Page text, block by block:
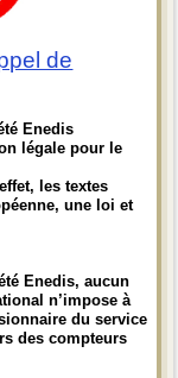
de
Enedis
légale pour le
les textes
une loi et
Enedis, aucun
n’impose à
du service
des compteurs